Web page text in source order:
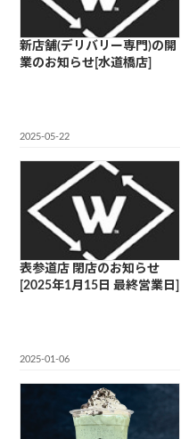
新店舗(デリバリー専門)の開
業のお知らせ[水道橋店]
2025-05-22
表参道店 閉店のお知らせ
[2025年1月15日 最終営業日]
2025-01-06